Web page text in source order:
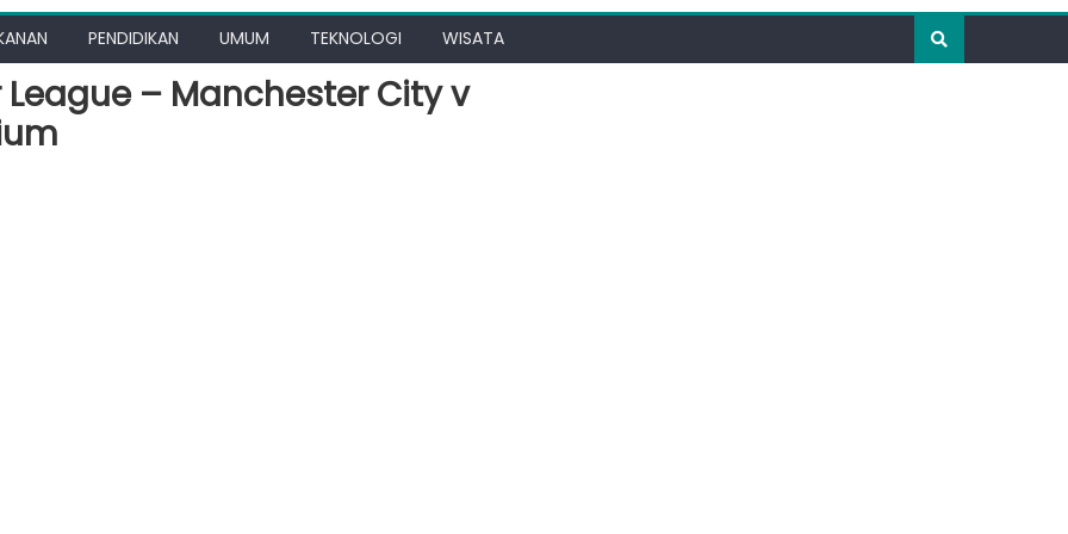
PENDIDIKAN UMUM TEKNOLOGI WISATA
– Manchester City v